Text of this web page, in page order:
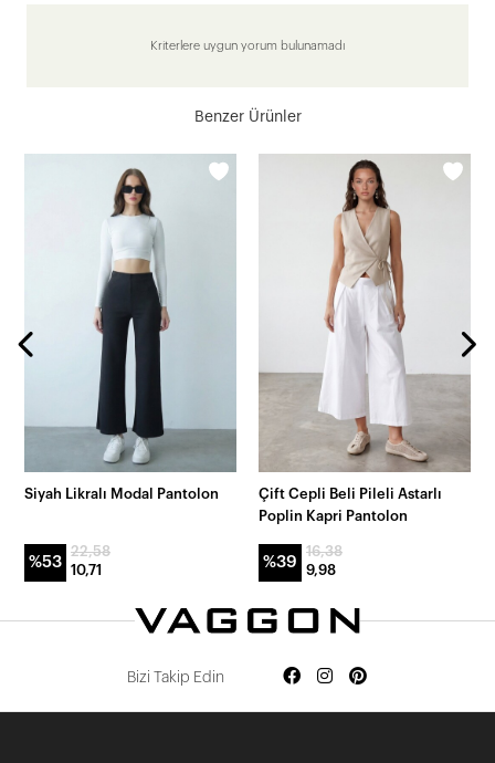
Kriterlere uygun yorum bulunamadı
Benzer Ürünler
Siyah Likralı Modal Pantolon
%53
22,58
10,71
Çift Cepli Beli Pileli Astarlı
Poplin Kapri Pantolon
%39
16,38
9,98
Bizi Takip Edin